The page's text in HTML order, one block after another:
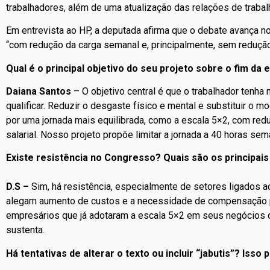
trabalhadores, além de uma atualização das relações de
Em entrevista ao HP, a deputada afirma que o debate avança
“com redução da carga semanal e, principalmente, sem
Qual é o principal objetivo do seu projeto sobre o fim da
Daiana Santos – O objetivo central é que o trabalhador
qualificar. Reduzir o desgaste físico e mental e substituir o
por uma jornada mais equilibrada, como a escala 5×2, com
salarial. Nosso projeto propõe limitar a jornada a 40 horas
Existe resistência no Congresso? Quais são os
D.S – Sim, há resistência, especialmente de setores ligados
alegam aumento de custos e a necessidade de
empresários que já adotaram a escala 5×2 em seus
sustenta.
Há tentativas de alterar o texto ou incluir “jabutis”? Isso